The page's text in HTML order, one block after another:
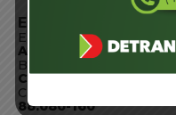
ENDEREÇO
Endereço:
Av. Almirante
Bairro:
Coqueiros,
CEP:
88.080-160